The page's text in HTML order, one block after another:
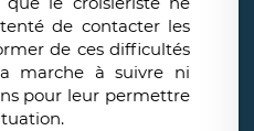
de contacter les
de ces difficultés
marche à suivre ni
pour leur permettre